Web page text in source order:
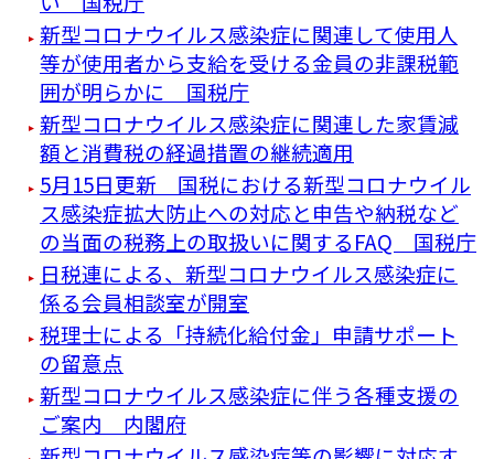
新型コロナウイルス感染症に関連して使用人
等が使用者から支給を受ける金員の非課税範
囲が明らかに 国税庁
新型コロナウイルス感染症に関連した家賃減
額と消費税の経過措置の継続適用
5月15日更新 国税における新型コロナウイル
ス感染症拡大防止への対応と申告や納税など
の当面の税務上の取扱いに関するFAQ 国税庁
日税連による、新型コロナウイルス感染症に
係る会員相談室が開室
税理士による「持続化給付金」申請サポート
の留意点
新型コロナウイルス感染症に伴う各種支援の
ご案内 内閣府